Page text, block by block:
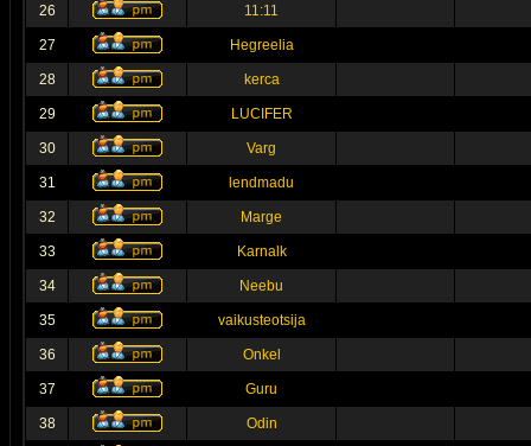
26 11:11
27 Hegreelia
28 kerca
29 LUCIFER
30 Varg
31 lendmadu
32 Marge
33 Karnalk
34 Neebu
35 vaikusteotsija
36 Onkel
37 Guru
38 Odin